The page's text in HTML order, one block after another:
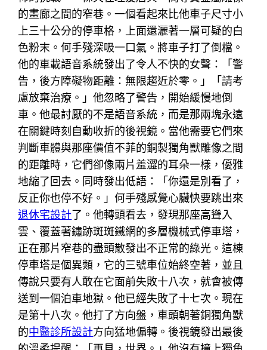
的畫廊之間的窄巷。一個看起來比他車子尺寸小
上三十公分的停車格，上面還灑著一層可疑的白
色粉末。何手殘深吸一口氣。將車子打了倒檔。
他的車載語音系統發出了令人不快的女聲：「警
告，後方障礙物距離：無限趨近於零。」「請考
慮放棄治療。」他忽略了警告，開始緩慢地倒
車。他最討厭的不是語音系統，而是那兩塊永遠
在關鍵時刻自動收折的後視鏡。當他需要它們來
判斷車體與那座價值不菲的銅製獨角獸雕像之間
的距離時，它們卻像兩片羞澀的耳朵一樣，優雅
地縮了回去。同時發出低語：「你還是別看了，
反正你也停不好。」何手殘感覺心臟快要跳出來
退休宅設計了。他轉頭看去，發現那座高聳入
雲、覆蓋著鏽跡斑斑鐵網的多層機械式停車塔，
正在那片窄巷的盡頭散發出不正常的綠光。這棟
停車塔是個異類，它的三號車位始終空著，並且
傳說只要有人敢在它面前失敗十八次，就會被傳
送到一個泊車地獄。他已經失敗了十七次。現在
是第十八次。他打了方向盤，車頭朝著銅獨角獸
的中醫診所設計方向猛地偏轉。後視鏡發出最後